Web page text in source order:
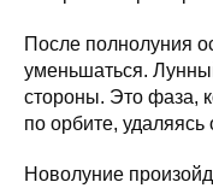
После полнолуния
уменьшаться.
стороны. Это фаза,
по орбите,
Новолуние